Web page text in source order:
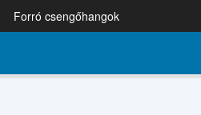
Forró csengőhangok